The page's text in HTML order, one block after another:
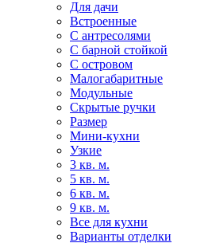
Для дачи
Встроенные
С антресолями
С барной стойкой
С островом
Малогабаритные
Модульные
Скрытые ручки
Размер
Мини-кухни
Узкие
3 кв. м.
5 кв. м.
6 кв. м.
9 кв. м.
Все для кухни
Варианты отделки